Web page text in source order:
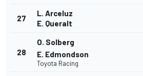
27
L. Arceluz
E. Queralt
28
O. Solberg
E. Edmondson
Toyota Racing